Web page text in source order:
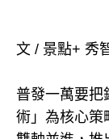
文 / 景點+ 秀
普發一萬要把
術」為核心策